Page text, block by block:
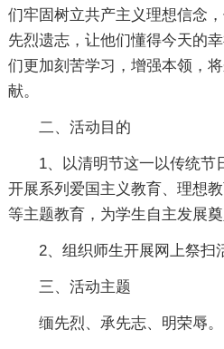
们牢固树立共产主义理想信念
先烈遗志，让他们懂得今天的
们更加刻苦学习，增强本领，
献。
二、活动目的
1、以清明节这一以传统节
开展系列爱国主义教育、理想
等主题教育，为学生自主发展奠
2、组织师生开展网上祭扫
三、活动主题
缅先烈、承先志、明荣辱。